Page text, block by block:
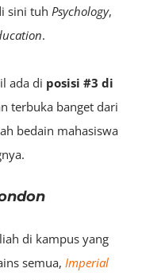
sini tuh Psychology,
.
ada di posisi #3 di
terbuka banget dari
bedain mahasiswa
di kampus yang
semua, Imperial